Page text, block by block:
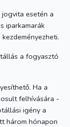
esetén a
iparkamarák
a fogyasztó
Ha a
felhívására -
igény a
három hónapon